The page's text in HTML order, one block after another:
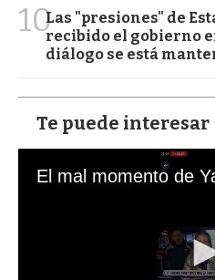
10Las "presiones" de
recibido el gobierno
diálogo se está
Te puede interesar